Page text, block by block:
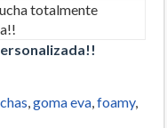
goma eva foamy,